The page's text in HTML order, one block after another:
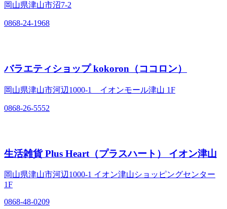
岡山県津山市沼7-2
0868-24-1968
バラエティショップ kokoron（ココロン）
岡山県津山市河辺1000-1 イオンモール津山 1F
0868-26-5552
生活雑貨 Plus Heart（プラスハート） イオン津山
岡山県津山市河辺1000-1 イオン津山ショッピングセンター
1F
0868-48-0209